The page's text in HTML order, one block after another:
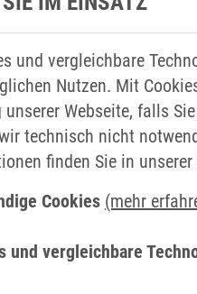
Kühlkörper optional
werden können und
abgeführt werden
kann damit
optimiert. Die
und vergleichbare
Nutzen. Mit
unserer Webseite, falls
technisch nicht
finden Sie in unserer
Cookies (mehr
und vergleichbare